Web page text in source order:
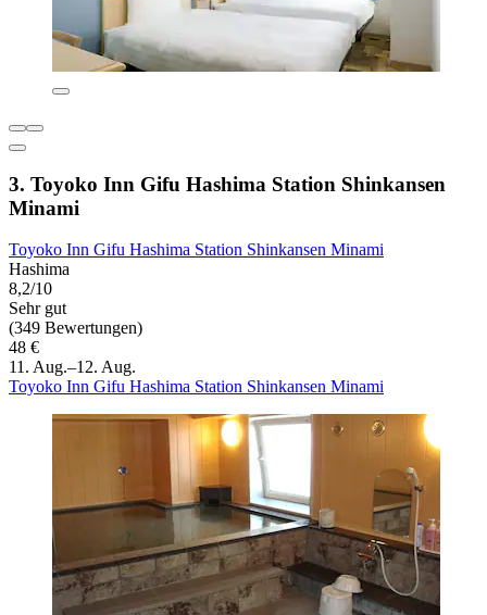
3. Toyoko Inn Gifu Hashima Station Shinkansen
Minami
Toyoko Inn Gifu Hashima Station Shinkansen Minami
Hashima
8,2/10
Sehr gut
(349 Bewertungen)
48 €
11. Aug.–12. Aug.
Toyoko Inn Gifu Hashima Station Shinkansen Minami